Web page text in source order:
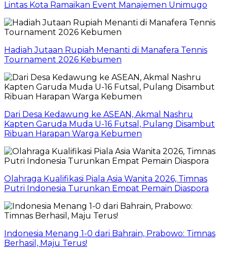
Lintas Kota Ramaikan Event Manajemen Unimugo
Hadiah Jutaan Rupiah Menanti di Manafera Tennis
Tournament 2026 Kebumen
Dari Desa Kedawung ke ASEAN, Akmal Nashru
Kapten Garuda Muda U-16 Futsal, Pulang Disambut
Ribuan Harapan Warga Kebumen
Olahraga Kualifikasi Piala Asia Wanita 2026, Timnas
Putri Indonesia Turunkan Empat Pemain Diaspora
Indonesia Menang 1-0 dari Bahrain, Prabowo: Timnas
Berhasil, Maju Terus!